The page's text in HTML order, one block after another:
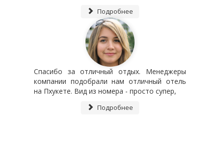
Подробнее
Спасибо за отличный отдых. Менеджеры
компании подобрали нам отличный отель
на Пхукете. Вид из номера - просто супер,
Подробнее